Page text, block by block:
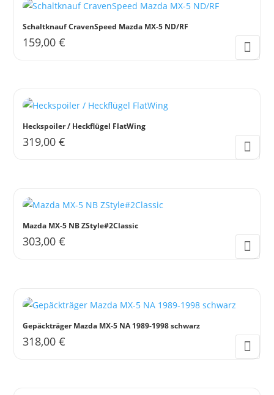
Schaltknauf CravenSpeed Mazda MX-5 ND/RF
159,00€
Heckspoiler / Heckflügel FlatWing
319,00€
Mazda MX-5 NB ZStyle#2Classic
303,00€
Gepäckträger Mazda MX-5 NA 1989-1998 schwarz
318,00€